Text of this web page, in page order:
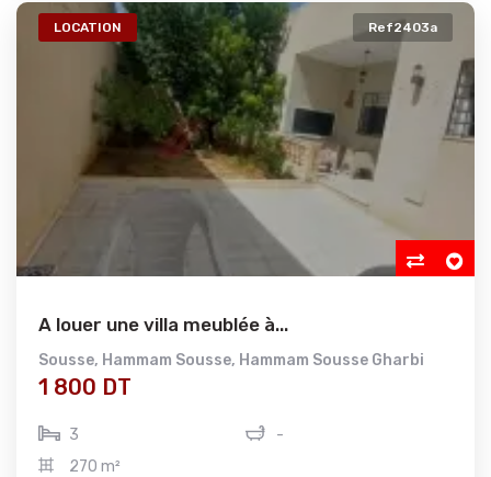
LOCATION Ref2403a
A louer une villa meublée à...
Sousse, Hammam Sousse, Hammam Sousse Gharbi
1 800 DT
3
-
270 m²